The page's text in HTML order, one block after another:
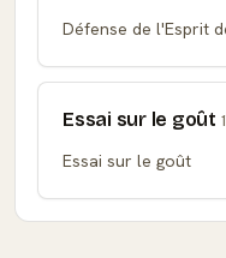
Défense de l'Esprit
Essai sur le goût
Essai sur le goût